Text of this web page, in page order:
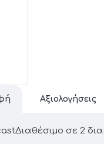
Αξιολογήσεις
σε 2